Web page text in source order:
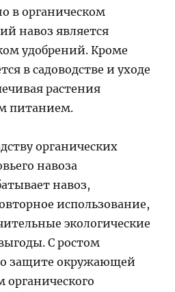
в органическом
навоз является
удобрений. Кроме
в садоводстве и уходе
растения
питанием.
органических
навоза
навоз,
использование,
экологические
С ростом
защите окружающей
органического